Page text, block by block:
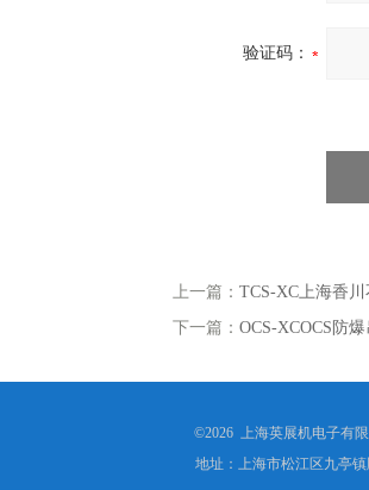
验证码：
上一篇： TCS-XC上海香
下一篇： OCS-XCOCS防
©2026 上海英展机电子有
地址：上海市松江区九亭镇